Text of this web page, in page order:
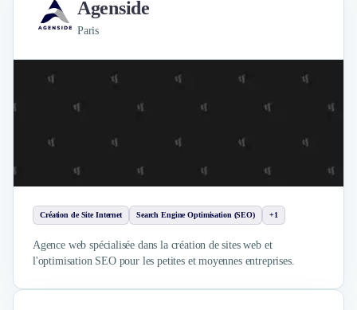
Agenside
Paris
Création de Site Internet Search Engine Optimisation (SEO) +1
Agence web spécialisée dans la création de sites web et
l'optimisation SEO pour les petites et moyennes entreprises.